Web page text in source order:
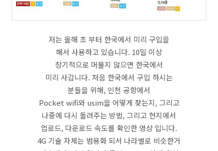
저는 올해 초 부터 한국에서 미리 구입을
해서 사용하고 있습니다. 10일 이상
장기적으로 머물지 않으면 한국에서
미리 사갑니다. 처음 한국에서 구입 하시는
분들을 위해, 인천 공항에서
Pocket wifi와 usim을 어떻게 찾는지, 그리고
나중에 다시 돌려주는 방법, 그리고 현지에서
업로드, 다운로드 속도를 확인한 영상 입니다.
4G 기술 자체는 범용화 되서 나라별로 비슷한거